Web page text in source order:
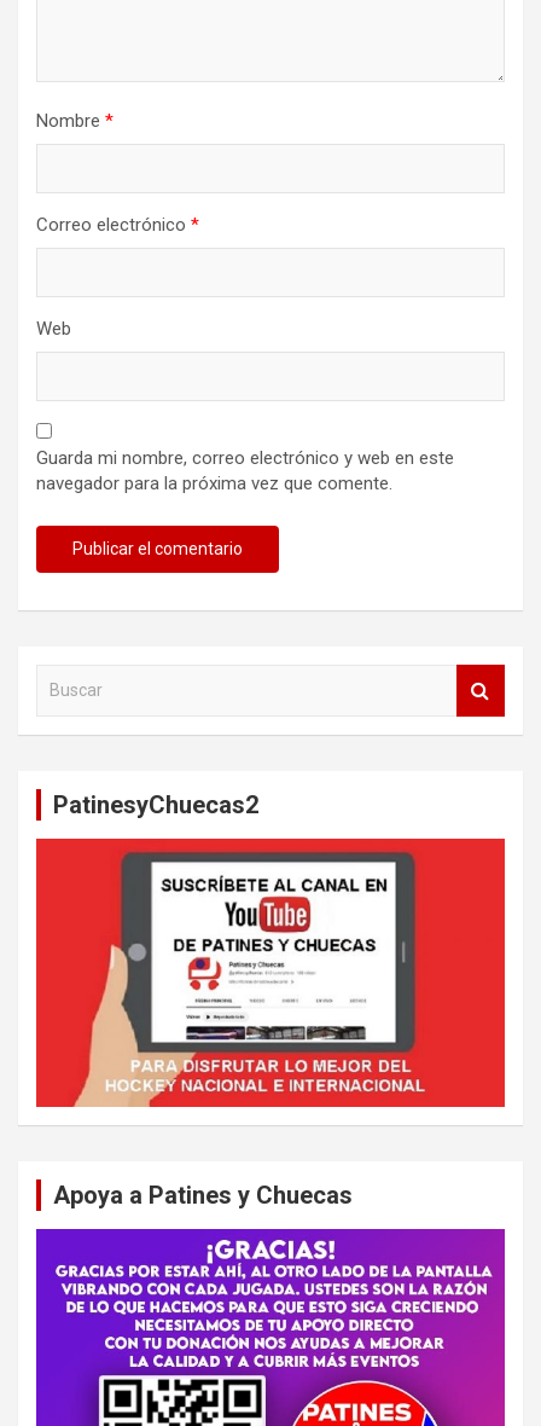
Nombre *
Correo electrónico *
Web
Guarda mi nombre, correo electrónico y web en este
navegador para la próxima vez que comente.
PatinesyChuecas2
Apoya a Patines y Chuecas